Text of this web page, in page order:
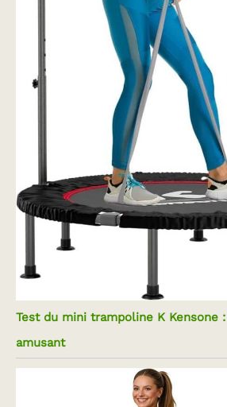
Test du mini trampoline K Kensone
amusant